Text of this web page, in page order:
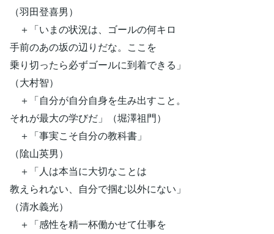
（羽田登喜男）
＋「いまの状況は、ゴールの何キロ
手前のあの坂の辺りだな。ここを
乗り切ったら必ずゴールに到着できる」
（大村智）
＋「自分が自分自身を生み出すこと。
それが最大の学びだ」（堀澤祖門）
＋「事実こそ自分の教科書」
（隂山英男）
＋「人は本当に大切なことは
教えられない、自分で掴む以外にない」
（清水義光）
＋「感性を精一杯働かせて仕事を